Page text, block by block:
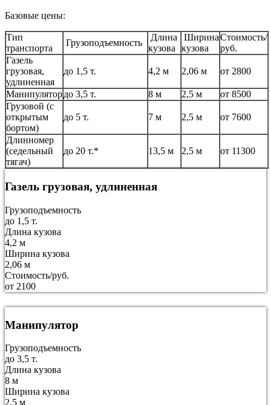
Базовые цены:
Тип
транспорта
Грузоподъемность
Длина
кузова
Ширина
кузова
Стоимость/
руб.
Газель
грузовая,
удлиненная
до 1,5 т. 4,2 м 2,06 м от 2800
Манипулятордо 3,5 т. 8 м 2,5 м
от 8500
Грузовой (с
открытым
бортом)
до 5 т. 7 м 2,5 м от 7600
Длинномер
(седельный
тягач)
до 20 т.* 13,5 м 2,5 м от 11300
Газель грузовая, удлиненная
Грузоподъемность
до 1,5 т.
Длина кузова
4,2 м
Ширина кузова
2,06 м
Стоимость/руб.
от 2100
Манипулятор
Грузоподъемность
до 3,5 т.
Длина кузова
8 м
Ширина кузова
2,5 м